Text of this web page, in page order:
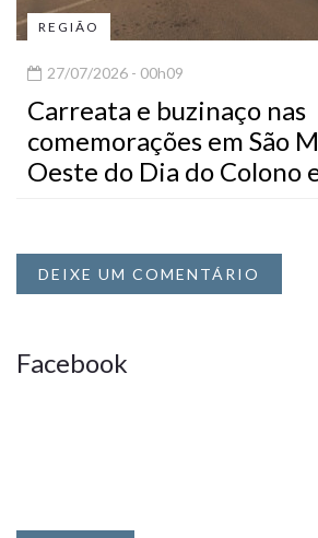
REGIÃO
27/07/2026 - 00h09
Carreata e buzinaço nas
comemorações em São
Oeste do Dia do Colono
DEIXE UM COMENTÁRIO
Facebook